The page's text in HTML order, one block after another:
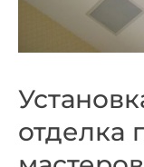
отделка